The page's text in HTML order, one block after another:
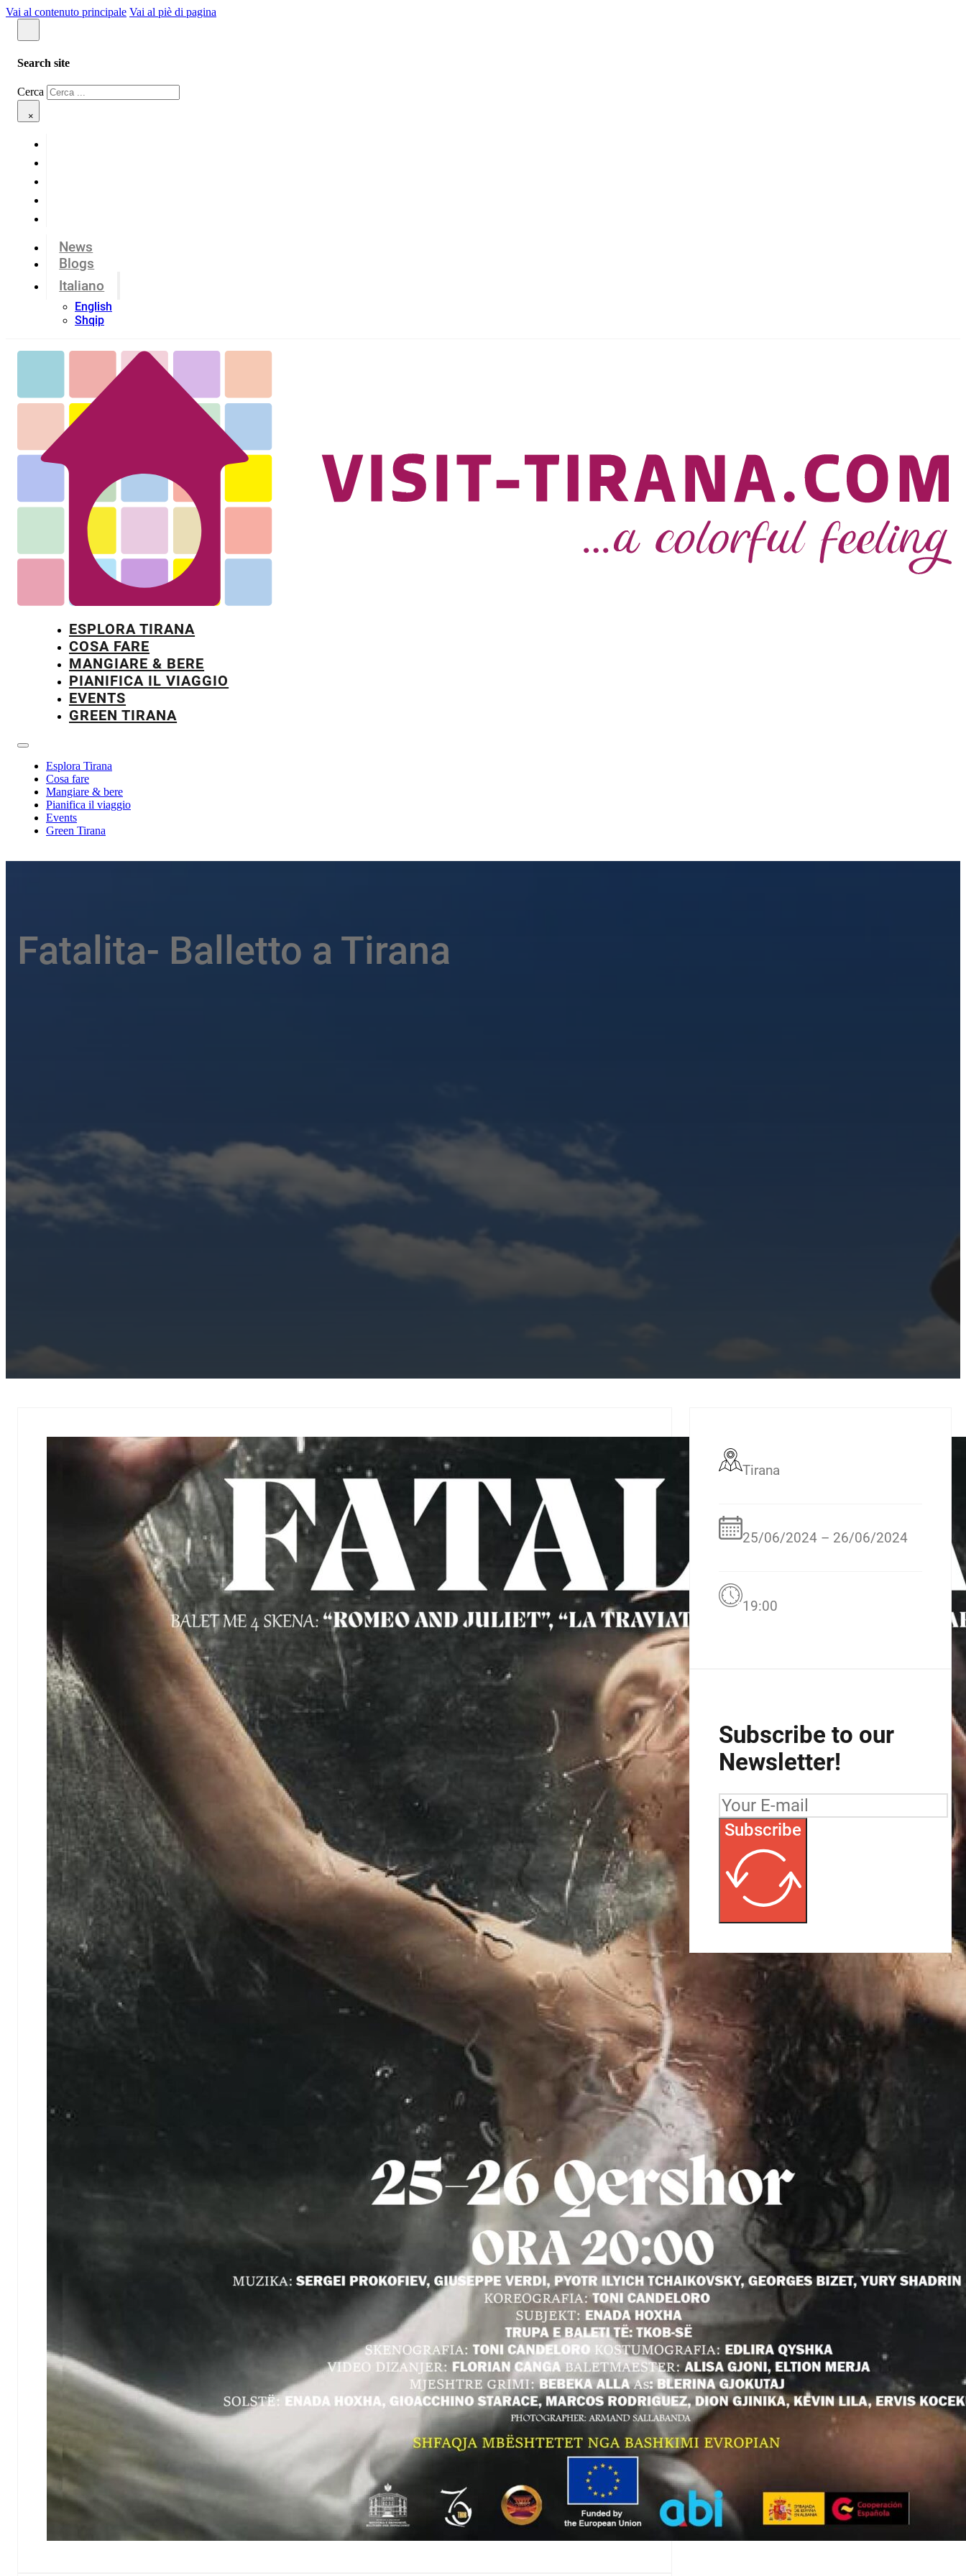
Vai al contenuto principale Vai al piè di pagina
Search site
Cerca
×
News
Blogs
Italiano
English
Shqip
ESPLORA TIRANA
COSA FARE
MANGIARE & BERE
PIANIFICA IL VIAGGIO
EVENTS
GREEN TIRANA
Esplora Tirana
Cosa fare
Mangiare & bere
Pianifica il viaggio
Events
Green Tirana
Fatalita- Balletto a Tirana
Tirana
25/06/2024 – 26/06/2024
19:00
Subscribe to our
Newsletter!
Subscribe